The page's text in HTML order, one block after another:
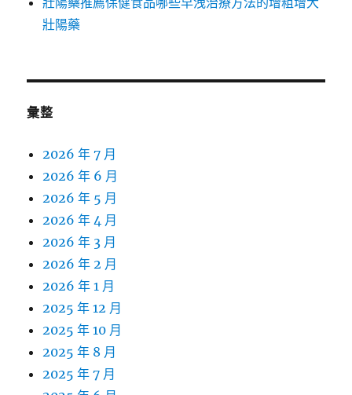
壯陽藥
彙整
2026 年 7 月
2026 年 6 月
2026 年 5 月
2026 年 4 月
2026 年 3 月
2026 年 2 月
2026 年 1 月
2025 年 12 月
2025 年 10 月
2025 年 8 月
2025 年 7 月